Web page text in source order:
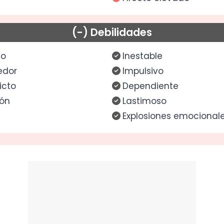
(-) Debilidades
Inestable
Impulsivo
Dependiente
Lastimoso
Explosiones